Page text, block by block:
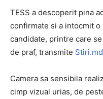
TESS a descoperit pina
confirmate si a intocmit
candidate, printre care
de praf, transmite Stiri.md
Camera sa sensibila
cimp vizual urias, de